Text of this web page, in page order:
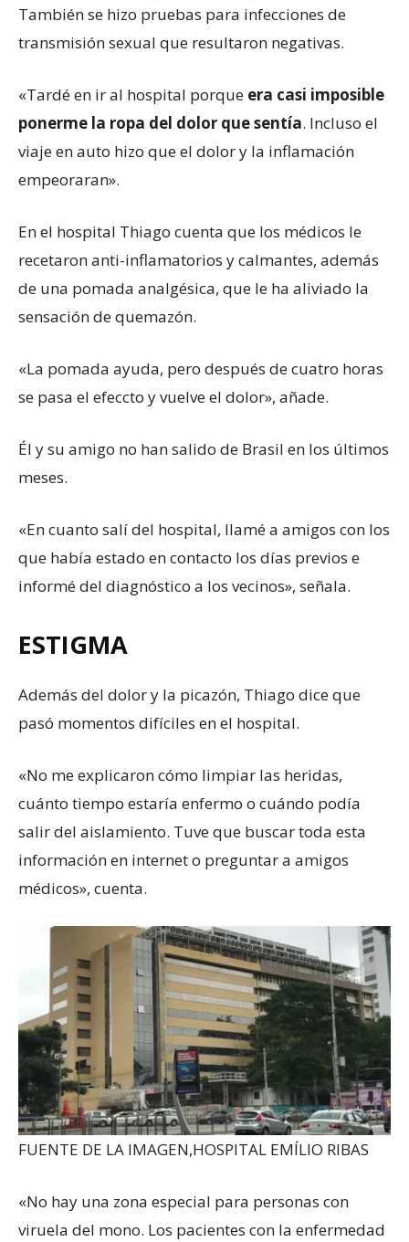
También se hizo pruebas para infecciones de
transmisión sexual que resultaron negativas.
«Tardé en ir al hospital porque era casi imposible
ponerme la ropa del dolor que sentía. Incluso el
viaje en auto hizo que el dolor y la inflamación
empeoraran».
En el hospital Thiago cuenta que los médicos le
recetaron anti-inflamatorios y calmantes, además
de una pomada analgésica, que le ha aliviado la
sensación de quemazón.
«La pomada ayuda, pero después de cuatro horas
se pasa el efeccto y vuelve el dolor», añade.
Él y su amigo no han salido de Brasil en los últimos
meses.
«En cuanto salí del hospital, llamé a amigos con los
que había estado en contacto los días previos e
informé del diagnóstico a los vecinos», señala.
ESTIGMA
Además del dolor y la picazón, Thiago dice que
pasó momentos difíciles en el hospital.
«No me explicaron cómo limpiar las heridas,
cuánto tiempo estaría enfermo o cuándo podía
salir del aislamiento. Tuve que buscar toda esta
información en internet o preguntar a amigos
médicos», cuenta.
FUENTE DE LA IMAGEN,HOSPITAL EMÍLIO RIBAS
«No hay una zona especial para personas con
viruela del mono. Los pacientes con la enfermedad